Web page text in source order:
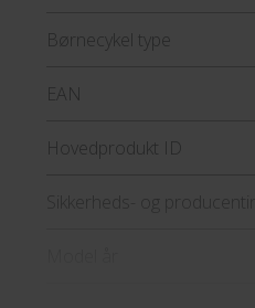
Børnecykel type
EAN
Hovedprodukt ID
Sikkerheds- og